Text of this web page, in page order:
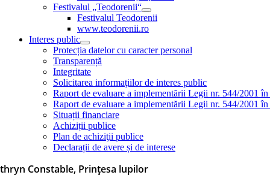
Festivalul „Teodorenii“
Festivalul Teodorenii
www.teodorenii.ro
Interes public
Protecția datelor cu caracter personal
Transparență
Integritate
Solicitarea informaţiilor de interes public
Raport de evaluare a implementării Legii nr. 544/2001
Raport de evaluare a implementării Legii nr. 544/2001
Situații financiare
Achiziții publice
Plan de achiziţii publice
Declarații de avere și de interese
Constable, Prințesa lupilor